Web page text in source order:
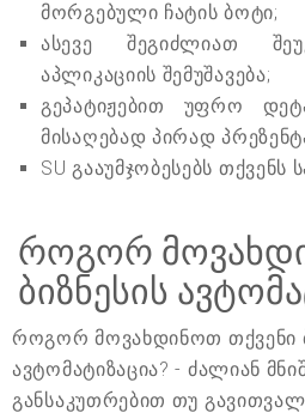
მორგებული ჩატის ბოტი;
ასევე შეგიძლიათ
აპლიკაციის შემუშავება;
გეპატიჟებით უფრო
მისაღებად პირად
SU გააუმჯობესებს თქვენს
როგორ
ბიზნესის
როგორ მოვახდინოთ თქვენი
ავტომატიზაცია? - ძალიან
განსაკუთრებით თუ